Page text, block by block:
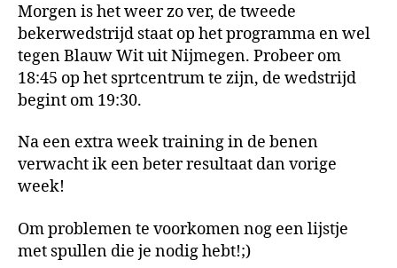
balluh
Morgen is het weer zo ver, de tweede
bekerwedstrijd staat op het programma en wel
tegen Blauw Wit uit Nijmegen. Probeer om
18:45 op het sprtcentrum te zijn, de wedstrijd
begint om 19:30.
Na een extra week training in de benen
verwacht ik een beter resultaat dan vorige
week!
Om problemen te voorkomen nog een lijstje
met spullen die je nodig hebt!;)